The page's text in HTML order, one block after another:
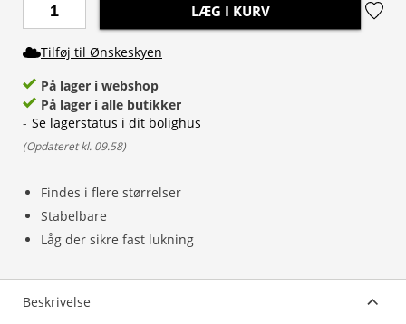
Findes i flere størrelser
Stabelbare
Låg der sikre fast lukning
LÆG I KURV
Tilføj til Ønskeskyen
På lager i webshop
På lager i alle butikker
- Se lagerstatus i dit bolighus
(Opdateret kl. 09.58)
Beskrivelse